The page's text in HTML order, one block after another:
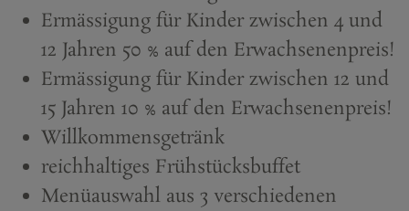
Ermässigung für Kinder zwischen 4 und
12 Jahren 50 % auf den Erwachsenenpreis!
Ermässigung für Kinder zwischen 12 und
15 Jahren 10 % auf den Erwachsenenpreis!
Willkommensgetränk
reichhaltiges Frühstücksbuffet
Menüauswahl aus 3 verschiedenen